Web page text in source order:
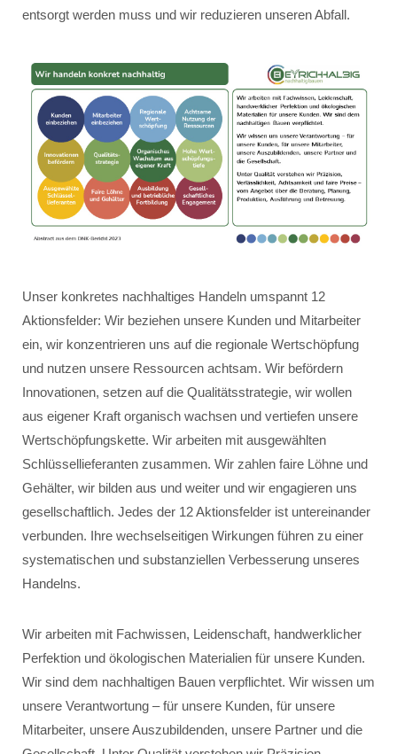
entsorgt werden muss und wir reduzieren unseren Abfall.
Unser konkretes nachhaltiges Handeln umspannt 12
Aktionsfelder: Wir beziehen unsere Kunden und Mitarbeiter
ein, wir konzentrieren uns auf die regionale Wertschöpfung
und nutzen unsere Ressourcen achtsam. Wir befördern
Innovationen, setzen auf die Qualitätsstrategie, wir wollen
aus eigener Kraft organisch wachsen und vertiefen unsere
Wertschöpfungskette. Wir arbeiten mit ausgewählten
Schlüssellieferanten zusammen. Wir zahlen faire Löhne und
Gehälter, wir bilden aus und weiter und wir engagieren uns
gesellschaftlich. Jedes der 12 Aktionsfelder ist untereinander
verbunden. Ihre wechselseitigen Wirkungen führen zu einer
systematischen und substanziellen Verbesserung unseres
Handelns.
Wir arbeiten mit Fachwissen, Leidenschaft, handwerklicher
Perfektion und ökologischen Materialien für unsere Kunden.
Wir sind dem nachhaltigen Bauen verpflichtet. Wir wissen um
unsere Verantwortung – für unsere Kunden, für unsere
Mitarbeiter, unsere Auszubildenden, unsere Partner und die